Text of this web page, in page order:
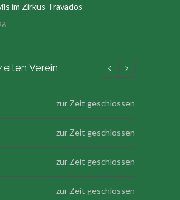
im Zirkus Travados
Verein
zur Zeit geschlossen
zur Zeit geschlossen
zur Zeit geschlossen
zur Zeit geschlossen